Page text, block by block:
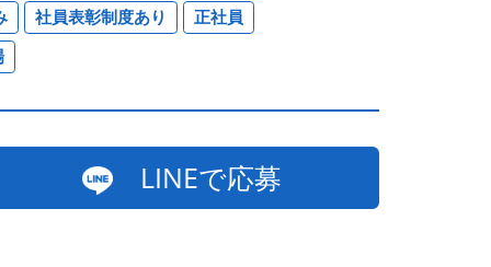
社員表彰制度あり
正社員
LINEで応募